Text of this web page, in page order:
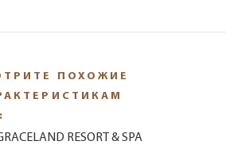
ПОХОЖИЕ
RESORT & SPA